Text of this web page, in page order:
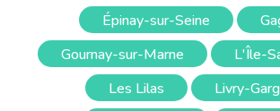
Épinay-sur-Seine
Gournay-sur-Marne
L'Île-
Les Lilas
Livry-